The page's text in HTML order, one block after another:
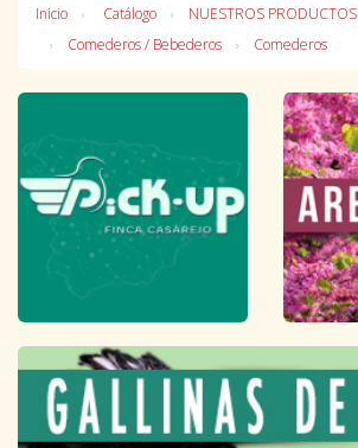
Inicio Catálogo
NUESTROS PRODUCTOS
Comederos / Bebederos
Comederos